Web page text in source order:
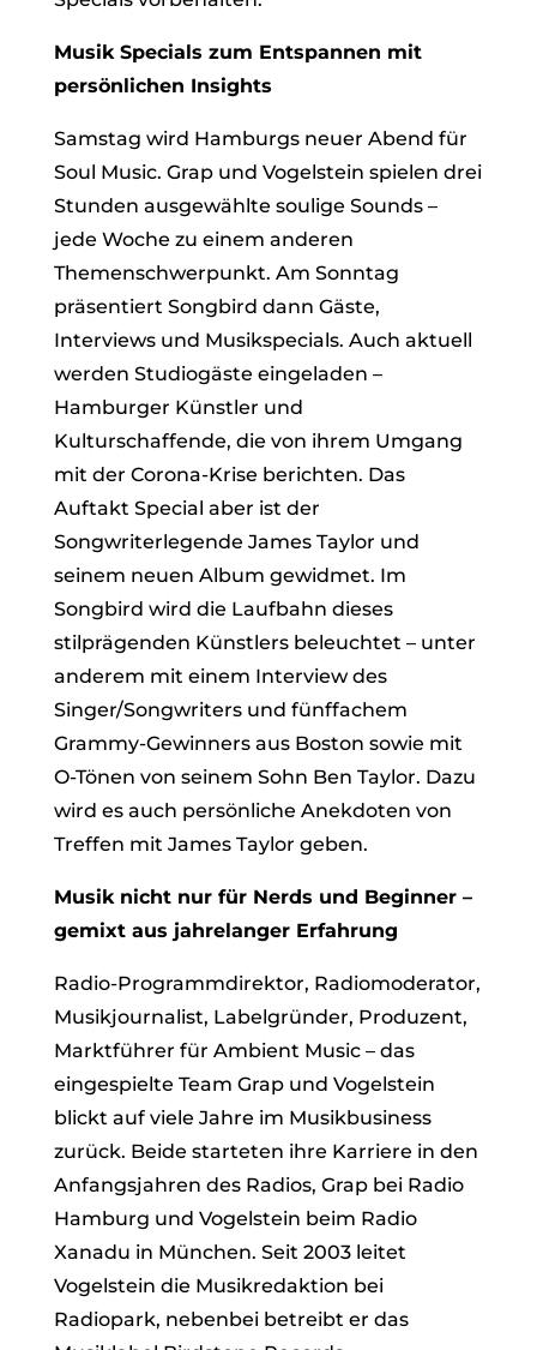
Musik Specials zum Entspannen mit
persönlichen Insights
Samstag wird Hamburgs neuer Abend für
Soul Music. Grap und Vogelstein spielen drei
Stunden ausgewählte soulige Sounds –
jede Woche zu einem anderen
Themenschwerpunkt. Am Sonntag
präsentiert Songbird dann Gäste,
Interviews und Musikspecials. Auch aktuell
werden Studiogäste eingeladen –
Hamburger Künstler und
Kulturschaffende, die von ihrem Umgang
mit der Corona-Krise berichten. Das
Auftakt Special aber ist der
Songwriterlegende James Taylor und
seinem neuen Album gewidmet. Im
Songbird wird die Laufbahn dieses
stilprägenden Künstlers beleuchtet – unter
anderem mit einem Interview des
Singer/Songwriters und fünffachem
Grammy-Gewinners aus Boston sowie mit
O-Tönen von seinem Sohn Ben Taylor. Dazu
wird es auch persönliche Anekdoten von
Treffen mit James Taylor geben.
Musik nicht nur für Nerds und Beginner –
gemixt aus jahrelanger Erfahrung
Radio-Programmdirektor, Radiomoderator,
Musikjournalist, Labelgründer, Produzent,
Marktführer für Ambient Music – das
eingespielte Team Grap und Vogelstein
blickt auf viele Jahre im Musikbusiness
zurück. Beide starteten ihre Karriere in den
Anfangsjahren des Radios, Grap bei Radio
Hamburg und Vogelstein beim Radio
Xanadu in München. Seit 2003 leitet
Vogelstein die Musikredaktion bei
Radiopark, nebenbei betreibt er das